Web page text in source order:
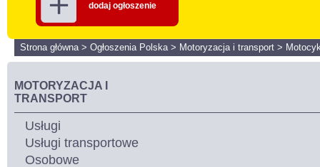
dodaj ogłoszenie
Strona główna> Ogłoszenia Polska> Motoryzacja i transport >
MOTORYZACJA I
TRANSPORT
Usługi
Usługi transportowe
Osobowe